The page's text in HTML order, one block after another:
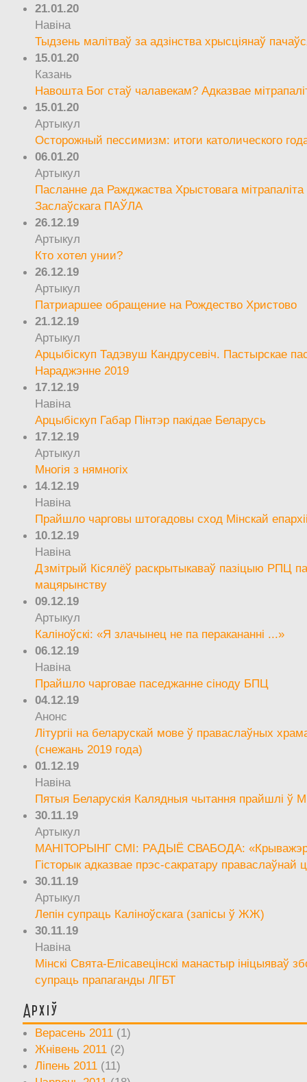
21.01.20
Навіна
Тыдзень малітваў за адзінства хрысціянаў
15.01.20
Казань
Навошта Бог стаў чалавекам? Адказвае
15.01.20
Артыкул
Осторожный пессимизм: итоги католического
06.01.20
Артыкул
Пасланне да Ражджаства Хрыстовага мітрапаліта
Заслаўскага ПАЎЛА
26.12.19
Артыкул
Кто хотел унии?
26.12.19
Артыкул
Патриаршее обращение на Рождество Христово
21.12.19
Артыкул
Арцыбіскуп Тадэвуш Кандрусевіч. Пастырскае
Нараджэнне 2019
17.12.19
Навіна
Арцыбіскуп Габар Пінтэр пакідае Беларусь
17.12.19
Артыкул
Многія з нямногіх
14.12.19
Навіна
Прайшло чарговы штогадовы сход Мінскай
10.12.19
Навіна
Дзмітрый Кісялёў раскрытыкаваў пазіцыю РПЦ
мацярынству
09.12.19
Артыкул
Каліноўскі: «Я злачынец не па перакананні ...»
06.12.19
Навіна
Прайшло чарговае паседжанне сіноду БПЦ
04.12.19
Анонс
Літургіі на беларускай мове ў праваслаўных
(снежань 2019 года)
01.12.19
Навіна
Пятыя Беларускія Калядныя чытання прайшлі ў
30.11.19
Артыкул
МАНІТОРЫНГ СМІ: РАДЫЁ СВАБОДА:
Гісторык адказвае прэс-сакратару праваслаўнай
30.11.19
Артыкул
Лепін супраць Каліноўскага (запісы ў ЖЖ)
30.11.19
Навіна
Мінскі Свята-Елісавецінскі манастыр ініцыяваў
супраць прапаганды ЛГБТ
Архіў
Верасень 2011 (1)
Жнівень 2011 (2)
Ліпень 2011 (11)